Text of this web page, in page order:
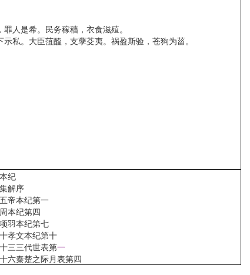
人是希。民务稼穑，衣食滋殖。
。大臣菹醢，支孽芟夷。祸盈斯验，苍狗为菑。
纪
解序
帝本纪第一
本纪第四
羽本纪第七
孝文本纪第十
十三三代世表第一
十六秦楚之际月表第四